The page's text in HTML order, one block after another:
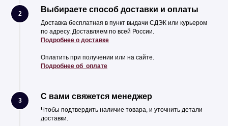
2 Выбираете способ доставки и оплаты
Доставка бесплатная в пункт выдачи СДЭК или курьером
по адресу. Доставляем по всей России.
Подробнее о доставке
Оплатить при получении или на сайте.
Подробнее об оплате
3 С вами свяжется менеджер
Чтобы подтвердить наличие товара, и уточнить детали
доставки.